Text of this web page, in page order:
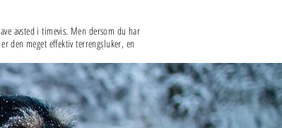
avsted i timevis. Men dersom du har
den meget effektiv terrengsluker, en